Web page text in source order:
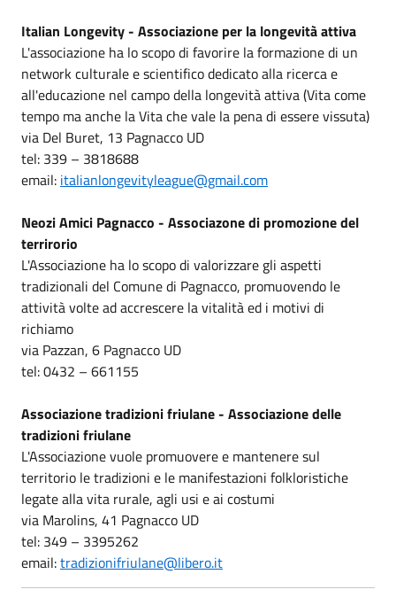
Italian Longevity - Associazione per la longevità attiva
L'associazione ha lo scopo di favorire la formazione di un
network culturale e scientifico dedicato alla ricerca e
all'educazione nel campo della longevità attiva (Vita come
tempo ma anche la Vita che vale la pena di essere vissuta)
via Del Buret, 13 Pagnacco UD
tel: 339 – 3818688
email: italianlongevityleague@gmail.com
Neozi Amici Pagnacco - Associazone di promozione del
terrirorio
L'Associazione ha lo scopo di valorizzare gli aspetti
tradizionali del Comune di Pagnacco, promuovendo le
attività volte ad accrescere la vitalità ed i motivi di
richiamo
via Pazzan, 6 Pagnacco UD
tel: 0432 – 661155
Associazione tradizioni friulane - Associazione delle
tradizioni friulane
L'Associazione vuole promuovere e mantenere sul
territorio le tradizioni e le manifestazioni folkloristiche
legate alla vita rurale, agli usi e ai costumi
via Marolins, 41 Pagnacco UD
tel: 349 – 3395262
email:tradizionifriulane@libero.it